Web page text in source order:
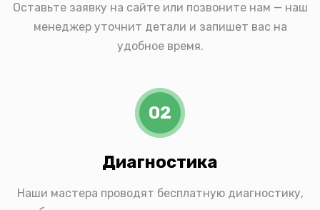
Оставьте заявку на сайте или позвоните нам — наш
менеджер уточнит детали и запишет вас на
удобное время.
02
Диагностика
Наши мастера проводят бесплатную диагностику,